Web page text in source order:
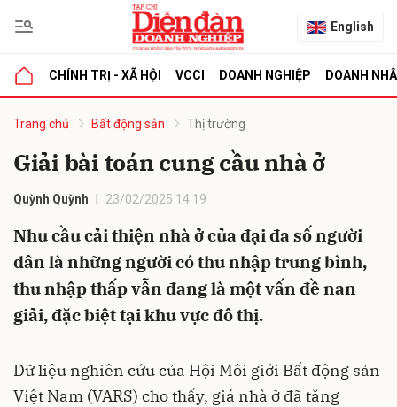
English
CHÍNH TRỊ - XÃ HỘI VCCI DOANH NGHIỆP DOANH
Trang chủ Bất động sản Thị trường
Giải bài toán cung cầu nhà ở
Quỳnh Quỳnh 23/02/2025 14:19
Nhu cầu cải thiện nhà ở của đại đa số người
dân là những người có thu nhập trung bình,
thu nhập thấp vẫn đang là một vấn đề nan
giải, đặc biệt tại khu vực đô thị.
Dữ liệu nghiên cứu của Hội Môi giới Bất động sản
Việt Nam (VARS) cho thấy, giá nhà ở đã tăng
luận
Hủy